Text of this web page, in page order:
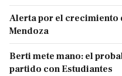
Alerta por el crecimiento
Mendoza
Berti mete mano: el
partido con Estudiantes